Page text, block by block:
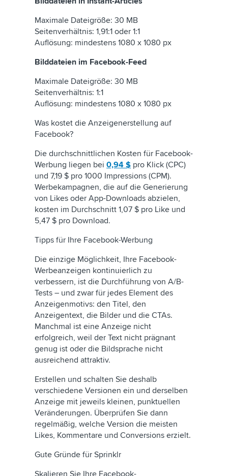
Maximale Dateigröße: 30 MB
Seitenverhältnis: 1,91:1 oder 1:1
Auflösung: mindestens 1080 x 1080 px
Bilddateien im Facebook-Feed
Maximale Dateigröße: 30 MB
Seitenverhältnis: 1:1
Auflösung: mindestens 1080 x 1080 px
Was kostet die Anzeigenerstellung auf
Facebook?
Die durchschnittlichen Kosten für Facebook-
Werbung liegen bei 0,94 $ pro Klick (CPC)
und 7,19 $ pro 1000 Impressions (CPM).
Werbekampagnen, die auf die Generierung
von Likes oder App-Downloads abzielen,
kosten im Durchschnitt 1,07 $ pro Like und
5,47 $ pro Download.
Tipps für Ihre Facebook-Werbung
Die einzige Möglichkeit, Ihre Facebook-
Werbeanzeigen kontinuierlich zu
verbessern, ist die Durchführung von A/B-
Tests – und zwar für jedes Element des
Anzeigenmotivs: den Titel, den
Anzeigentext, die Bilder und die CTAs.
Manchmal ist eine Anzeige nicht
erfolgreich, weil der Text nicht prägnant
genug ist oder die Bildsprache nicht
ausreichend attraktiv.
Erstellen und schalten Sie deshalb
verschiedene Versionen ein und derselben
Anzeige mit jeweils kleinen, punktuellen
Veränderungen. Überprüfen Sie dann
regelmäßig, welche Version die meisten
Likes, Kommentare und Conversions erzielt.
Gute Gründe für Sprinklr